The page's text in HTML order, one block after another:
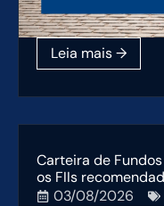
Carteira de
os FIIs
03/08/2026